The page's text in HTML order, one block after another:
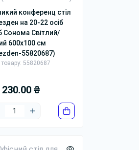
не
Також у такі
між
конференц стіл
на 20-22 осіб
Сонома Світлий/
600x100 см
55820687)
55820687
230.00 ₴